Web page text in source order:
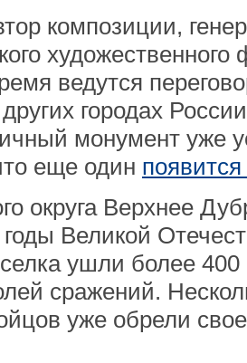
композиции,
ведутся
городах
монумент уже
еще один
округа Верхнее
годы Великой
ушли более
сражений.
уже обрели